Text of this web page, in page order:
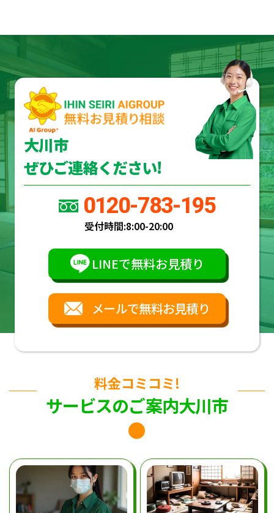
大川市
ぜひご連絡ください!
0120-783-195
受付時間:8:00-20:00
LINEで無料お見積り
メールで無料お見積り
料金コミコミ!
サービスのご案内大川市